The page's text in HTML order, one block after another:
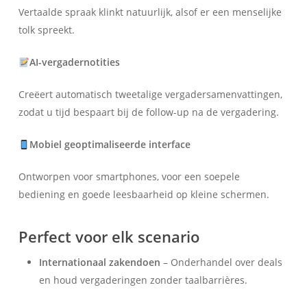
Vertaalde spraak klinkt natuurlijk, alsof er een menselijke
tolk spreekt.
AI-vergadernotities
Creëert automatisch tweetalige vergadersamenvattingen,
zodat u tijd bespaart bij de follow-up na de vergadering.
Mobiel geoptimaliseerde interface
Ontworpen voor smartphones, voor een soepele
bediening en goede leesbaarheid op kleine schermen.
Perfect voor elk scenario
Internationaal zakendoen – Onderhandel over deals
en houd vergaderingen zonder taalbarrières.